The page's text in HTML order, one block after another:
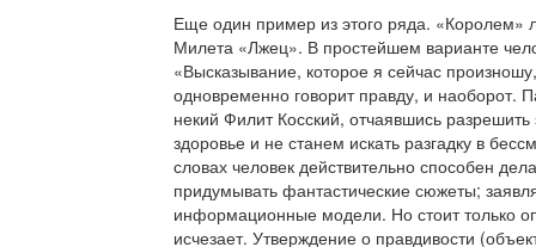
Еще один пример из этого ряда. «Королем»
Милета «Лжец». В простейшем варианте
«Высказывание, которое я сейчас
одновременно говорит правду, и наоборот.
некий Филит Косский, отчаявшись
здоровье и не станем искать разгадку в
словах человек действительно способен
придумывать фантастические сюжеты;
информационные модели. Но стоит только
исчезает. Утверждение о правдивости